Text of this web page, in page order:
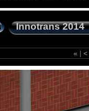
Innotrans 2014
« | <